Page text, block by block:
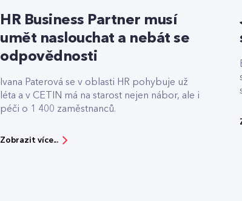
HR Business Partner musí
umět naslouchat a nebát se
odpovědnosti
Ivana Paterová se v oblasti HR pohybuje už
léta a v CETIN má na starost nejen nábor, ale i
péči o 1 400 zaměstnanců.
Zobrazit více...